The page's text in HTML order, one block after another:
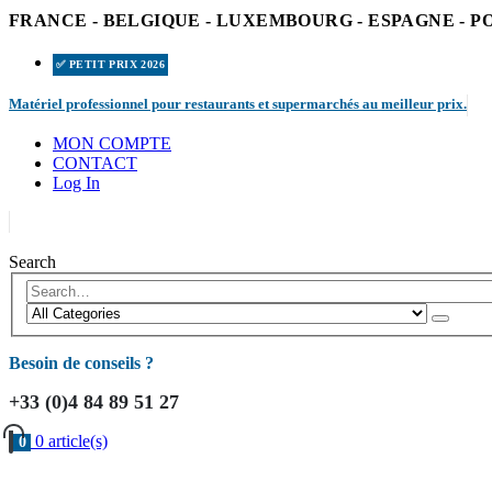
FRANCE - BELGIQUE - LUXEMBOURG - ESPAGNE -
✅ PETIT PRIX 2026
Matériel professionnel pour restaurants et supermarchés au meilleur prix.
MON COMPTE
CONTACT
Log In
Search
Besoin de conseils ?
+33 (0)4 84 89 51 27
0 0 article(s)